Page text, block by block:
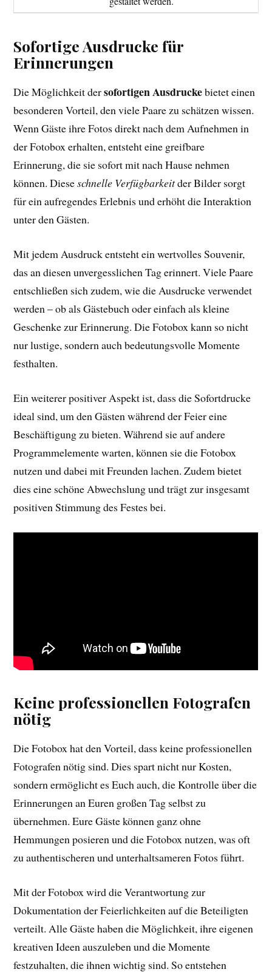
Sofortige Ausdrucke für
Erinnerungen
Die Möglichkeit dersofortigen Ausdruckebietet einen
besonderen Vorteil, den viele Paare zu schätzen wissen.
Wenn Gäste ihre Fotos direkt nach dem Aufnehmen in
der Fotobox erhalten, entsteht eine greifbare
Erinnerung, die sie sofort mit nach Hause nehmen
können. Dieseschnelle Verfügbarkeitder Bilder sorgt
für ein aufregendes Erlebnis und erhöht die Interaktion
unter den Gästen.
Mit jedem Ausdruck entsteht ein wertvolles Souvenir,
das an diesen unvergesslichen Tag erinnert. Viele Paare
entschließen sich zudem, wie die Ausdrucke verwendet
werden – ob als Gästebuch oder einfach als kleine
Geschenke zur Erinnerung. Die Fotobox kann so nicht
nur lustige, sondern auch bedeutungsvolle Momente
festhalten.
Ein weiterer positiver Aspekt ist, dass die Sofortdrucke
ideal sind, um den Gästen während der Feier eine
Beschäftigung zu bieten. Während sie auf andere
Programmelemente warten, können sie die Fotobox
nutzen und dabei mit Freunden lachen. Zudem bietet
dies eine schöne Abwechslung und trägt zur insgesamt
positiven Stimmung des Festes bei.
Keine professionellen Fotografen
nötig
Die Fotobox hat den Vorteil, dass keine professionellen
Fotografen nötig sind. Dies spart nicht nur Kosten,
sondern ermöglicht es Euch auch, die Kontrolle über die
Erinnerungen an Euren großen Tag selbst zu
übernehmen. Eure Gäste können ganz ohne
Hemmungen posieren und die Fotobox nutzen, was oft
zu authentischeren und unterhaltsameren Fotos führt.
Mit der Fotobox wird die Verantwortung zur
Dokumentation der Feierlichkeiten auf die Beteiligten
verteilt. Alle Gäste haben die Möglichkeit, ihre eigenen
kreativen Ideen auszuleben und die Momente
festzuhalten, die ihnen wichtig sind. So entstehen